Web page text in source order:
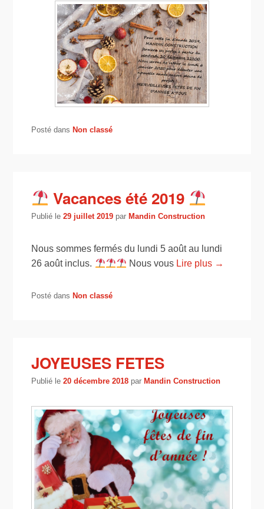
Posté dans Non classé
Vacances été 2019
Publié le29 juillet 2019 par Mandin Construction
Nous sommes fermés du lundi 5 août au lundi
26 août inclus.
Nous vous Lire plus →
Posté dans Non classé
JOYEUSES FETES
Publié le20 décembre 2018 par Mandin Construction